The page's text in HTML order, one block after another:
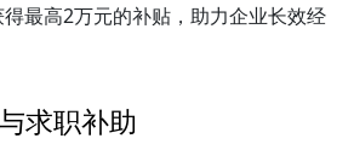
最高2万元的补贴，助力企业长效经
求职补助